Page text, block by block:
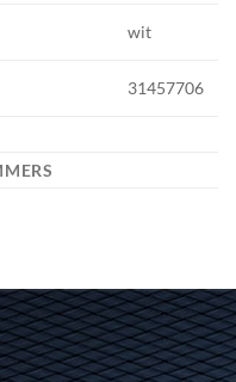
wit
31457706